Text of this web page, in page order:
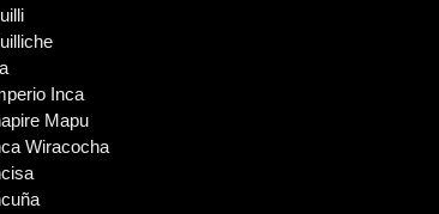
Inca
Mapu
Wiracocha